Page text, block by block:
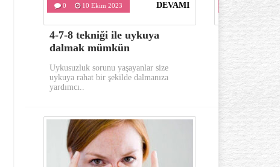
DEVAMI
0 10 Ekim 2023
4-7-8 tekniği ile uykuya
dalmak mümkün
Uykusuzluk sorunu yaşayanlar size
uykuya rahat bir şekilde dalmanıza
yardımcı..
0 10 Ekim
Varis
aylarında
Gerek görünümü
oldukça dikkat
hastalıklardan..